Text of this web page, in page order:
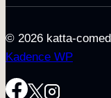
© 2026 katta-
Kadence WP